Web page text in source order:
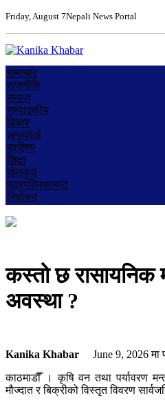
Friday, August 7Nepali News Portal
समाचार
राजनीति
समाज
सम्पादकीय
विचार
अन्तर्वार्ता
साहित्य
शिक्षा
खेलकुद
पत्रपत्रिकाबाट
निर्वाचन
कस्तो छ
अवस्था ?
Kanika Khabar June 9, 2026मा
काठमाडौँ । कृषि वन तथा पर्यावरण
मौज्दात र बिक्रीको विस्तृत विवरण